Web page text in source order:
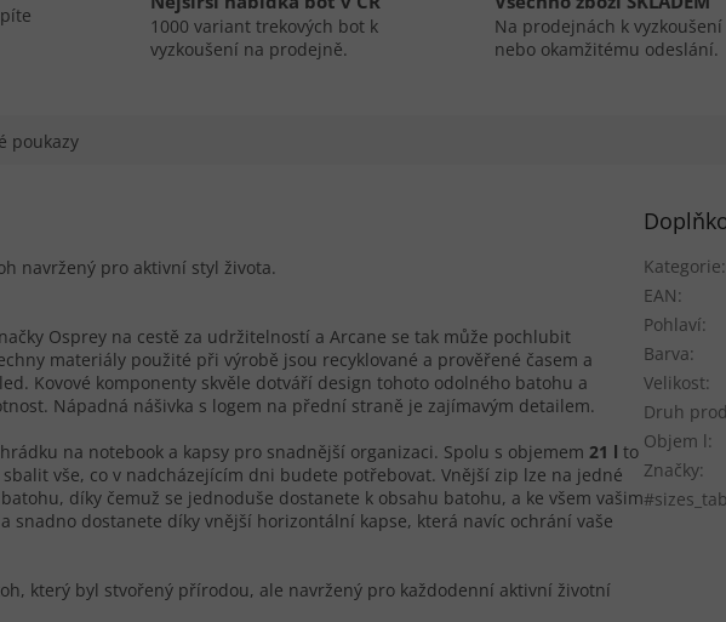
1000 variant trekových bot k
vyzkoušení na prodejně.
Na prodejnách k vyzkoušení
nebo okamžitému odeslání.
poukazy
navržený pro aktivní styl života.
Osprey na cestě za udržitelností a Arcane se tak může pochlubit
materiály použité při výrobě jsou recyklované a prověřené časem a
Kovové komponenty skvěle dotváří design tohoto odolného batohu a
Nápadná nášivka s logem na přední straně je zajímavým detailem.
na notebook a kapsy pro snadnější organizaci. Spolu s objemem 21 l to
vše, co v nadcházejícím dni budete potřebovat. Vnější zip lze na jedné
díky čemuž se jednoduše dostanete k obsahu batohu, a ke všem vašim
snadno dostanete díky vnější horizontální kapse, která navíc ochrání vaše
který byl stvořený přírodou, ale navržený pro každodenní aktivní životní
Kategorie:
EAN:
Pohlaví:
Barva:
Velikost:
Druh
Objem l:
Značky: